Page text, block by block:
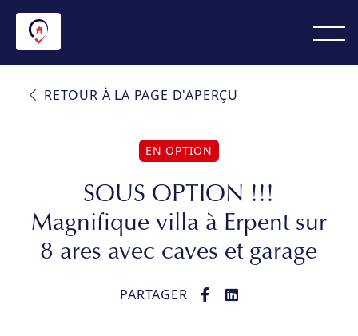
RETOUR À LA PAGE D'APERÇU
EN OPTION
SOUS OPTION !!!
Magnifique villa à Erpent sur
8 ares avec caves et garage
PARTAGER